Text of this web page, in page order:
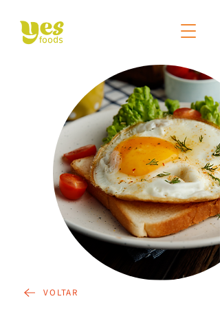
VOLTAR